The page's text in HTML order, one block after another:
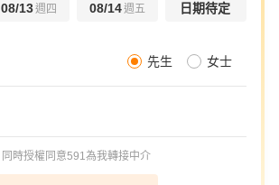
08/13週四 08/14週五 日期待定
先生 女士
同時授權同意591為我轉接中介